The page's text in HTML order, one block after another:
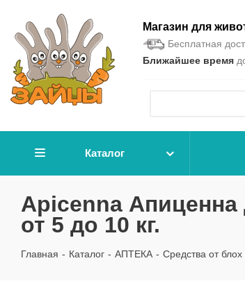
Магазин для
Бесплатная
Ближайшее время
Каталог
Apicenna Апиценна
от 5 до 10 кг.
Главная - Каталог - АПТЕКА - Средства от